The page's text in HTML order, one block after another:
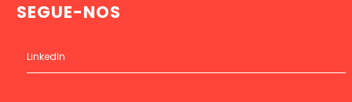
SEGUE-NOS
LinkedIn